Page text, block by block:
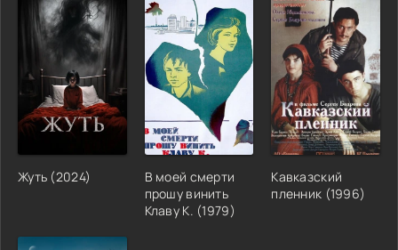
Жуть (2024)
В моей смерти
прошу винить
Клаву К. (1979)
Кавказский
пленник (1996)